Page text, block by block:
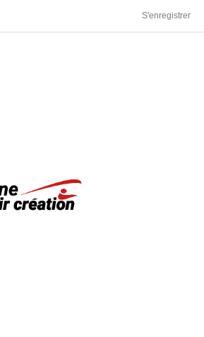
S'enregistrer